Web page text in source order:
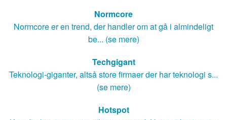
Normcore
Normcore er en trend, der handler om at gå i almindeligt
be... (se mere)
Techgigant
Teknologi-giganter, altså store firmaer der har teknologi s...
(se mere)
Hotspot